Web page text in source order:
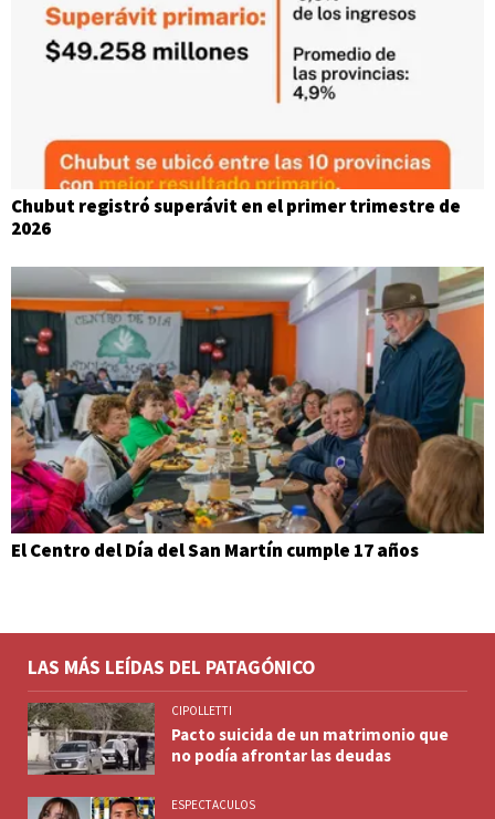
Chubut registró superávit en el primer trimestre de
2026
El Centro del Día del San Martín cumple 17 años
LAS MÁS LEÍDAS DEL PATAGÓNICO
CIPOLLETTI
Pacto suicida de un matrimonio que
no podía afrontar las deudas
ESPECTACULOS